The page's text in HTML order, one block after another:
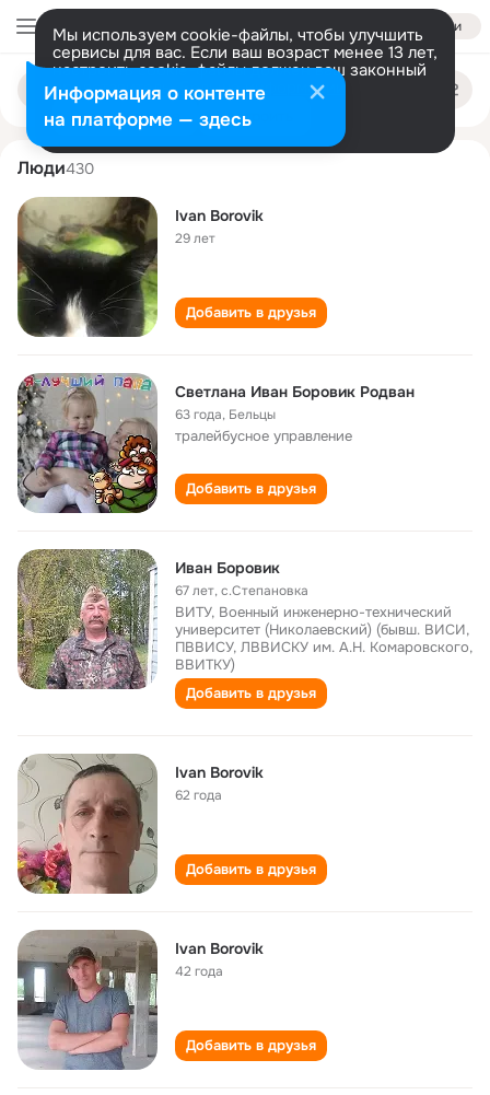
Войти
Мы используем cookie-файлы, чтобы улучшить
сервисы для вас. Если ваш возраст менее 13 лет,
настроить cookie-файлы должен ваш законный
представитель. Больше информации
Разрешить все Настроить
Поиск
людям
ivan borovik
Люди430
Ivan Borovik
29 лет
Добавить в друзья
Светлана Иван Боровик Родван
63 года, Бельцы
тралейбусное управление
Добавить в друзья
Иван Боровик
67 лет,с.Степановка
ВИТУ, Военный инженерно-технический
университет (Николаевский) (бывш. ВИСИ,
ПВВИСУ, ЛВВИСКУ им. А.Н. Комаровского,
ВВИТКУ)
Добавить в друзья
Ivan Borovik
62 года
Добавить в друзья
Ivan Borovik
42 года
Добавить в друзья
Информация о контенте
на платформе — здесь